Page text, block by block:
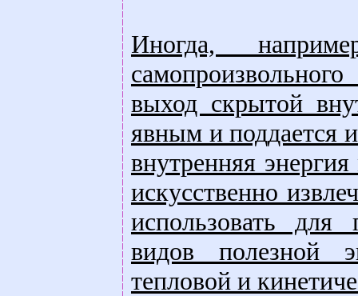
Иногда,
выход скрытой
явным и поддается
внутренняя
искусственно
использовать для
видов полезной
тепловой и